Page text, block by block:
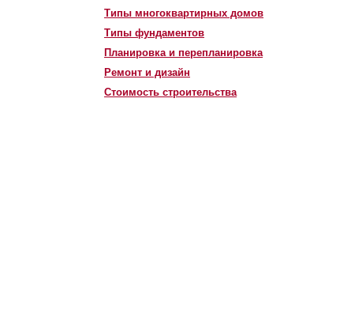
Типы многоквартирных домов
Типы фундаментов
Планировка и перепланировка
Ремонт и дизайн
Стоимость строительства